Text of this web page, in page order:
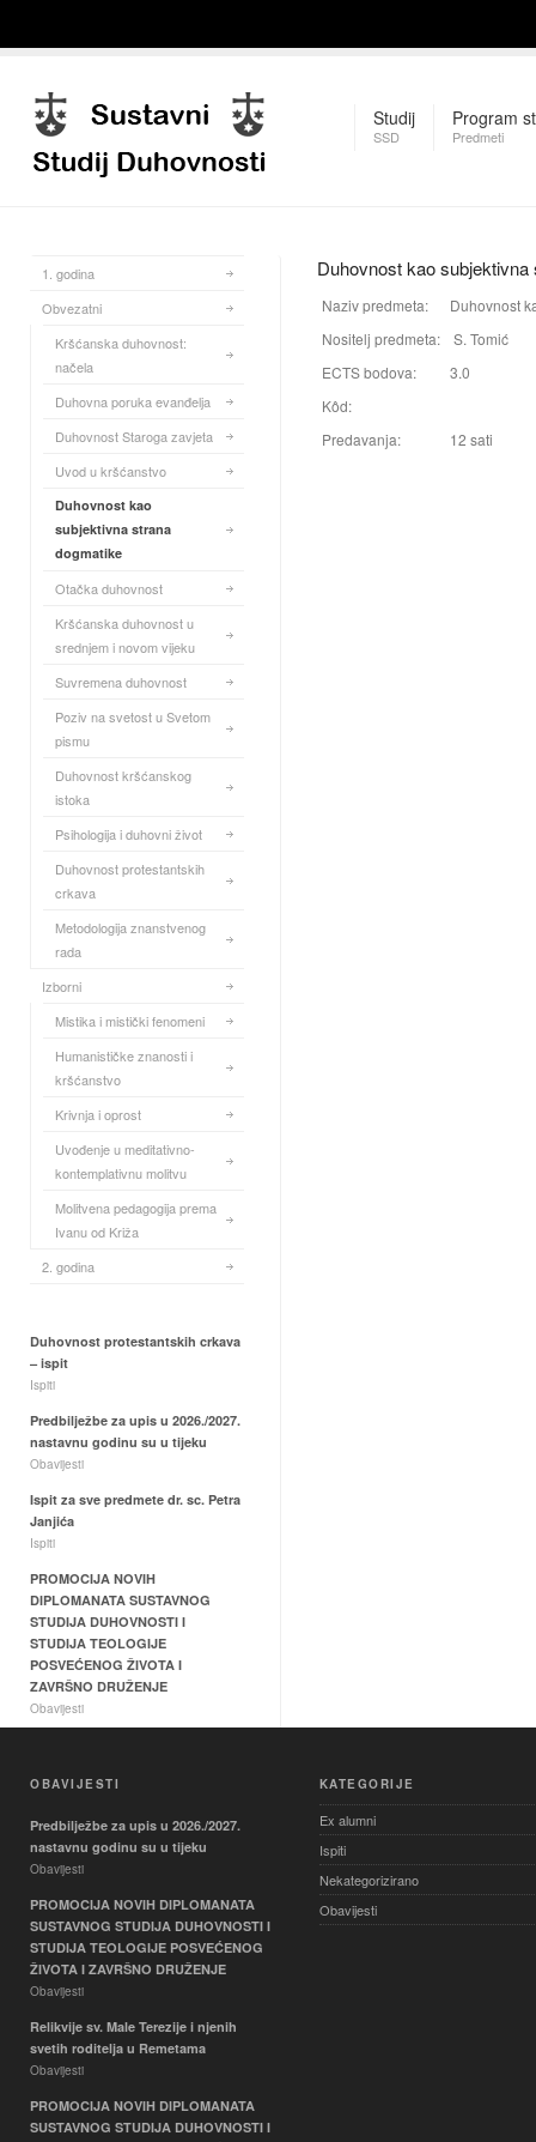
Studij
SSD
Program
Predmeti
Duhovnost kao
Naziv predmeta:
Duhovnost
Nositelj predmeta:
S. Tomić
ECTS bodova:
3.0
Kôd:
Predavanja:
12 sati
1. godina
Obvezatni
Kršćanska duhovnost:
načela
Duhovna poruka evanđelja
Duhovnost Staroga zavjeta
Uvod u kršćanstvo
Duhovnost kao
subjektivna strana
dogmatike
Otačka duhovnost
Kršćanska duhovnost u
srednjem i novom vijeku
Suvremena duhovnost
Poziv na svetost u Svetom
pismu
Duhovnost kršćanskog
istoka
Psihologija i duhovni život
Duhovnost protestantskih
crkava
Metodologija znanstvenog
rada
Izborni
Mistika i mistički fenomeni
Humanističke znanosti i
kršćanstvo
Krivnja i oprost
Uvođenje u meditativno-
kontemplativnu molitvu
Molitvena pedagogija prema
Ivanu od Križa
2. godina
Duhovnost protestantskih crkava
– ispit
Ispiti
Predbilježbe za upis u 2026./2027.
nastavnu godinu su u tijeku
Obavijesti
Ispit za sve predmete dr. sc. Petra
Janjića
Ispiti
PROMOCIJA NOVIH
DIPLOMANATA SUSTAVNOG
STUDIJA DUHOVNOSTI I
STUDIJA TEOLOGIJE
POSVEĆENOG ŽIVOTA I
ZAVRŠNO DRUŽENJE
Obavijesti
Obavijesti
PROMOCIJA NOVIH
DIPLOMANATA SUSTAVNOG
STUDIJA DUHOVNOSTI I
POSVEĆENOG ŽIVOTA I
ZAVRŠNO DRUŽENJE
Obavijesti
Nastavni vikend 22. i 23. svibnja
Obavijesti
Aretološka dimenzija duhovnog
Ispiti
OBAVIJESTI
Predbilježbe za upis u 2026./2027.
nastavnu godinu su u tijeku
Obavijesti
PROMOCIJA NOVIH DIPLOMANATA
SUSTAVNOG STUDIJA DUHOVNOSTI I
STUDIJA TEOLOGIJE POSVEĆENOG
ŽIVOTA I ZAVRŠNO DRUŽENJE
Obavijesti
Relikvije sv. Male Terezije i njenih
svetih roditelja u Remetama
Obavijesti
PROMOCIJA NOVIH DIPLOMANATA
SUSTAVNOG STUDIJA DUHOVNOSTI I
KATEGORIJE
Ex alumni
Ispiti
Nekategorizirano
Obavijesti